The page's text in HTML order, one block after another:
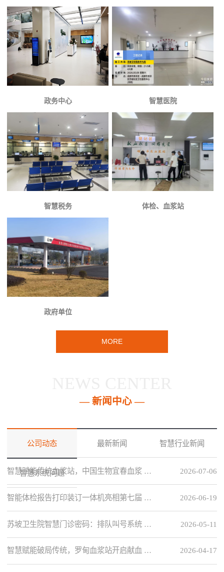
政务中心 智慧医院
智慧税务 体检、血浆站
政府单位
MORE
— 新闻中心 —
公司动态 最新新闻 智慧行业新闻
智慧系统问题 2026-07-06
智慧赋能传统血浆站，中国生物宜春血浆 …
2026-06-19
智能体检报告打印装订一体机亮相第七届 …
2026-05-11
苏坡卫生院智慧门诊密码：排队叫号系统 …
2026-04-17
智慧赋能破局传统，罗甸血浆站开启献血 …